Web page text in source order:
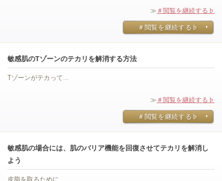
≫ ＃閲覧を継続する♭
＃閲覧を継続する♭
敏感肌のTゾーンのテカリを解消する方法
Tゾーンがテカって...
≫ ＃閲覧を継続する♭
＃閲覧を継続する♭
敏感肌の場合には、肌のバリア機能を回復させてテカリを解消し
よう
皮脂を取るために...